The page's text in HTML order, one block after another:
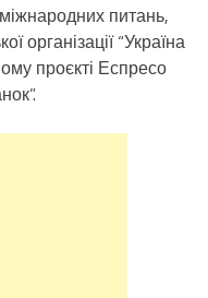
питань,
організації “Україна
проєкті Еспресо